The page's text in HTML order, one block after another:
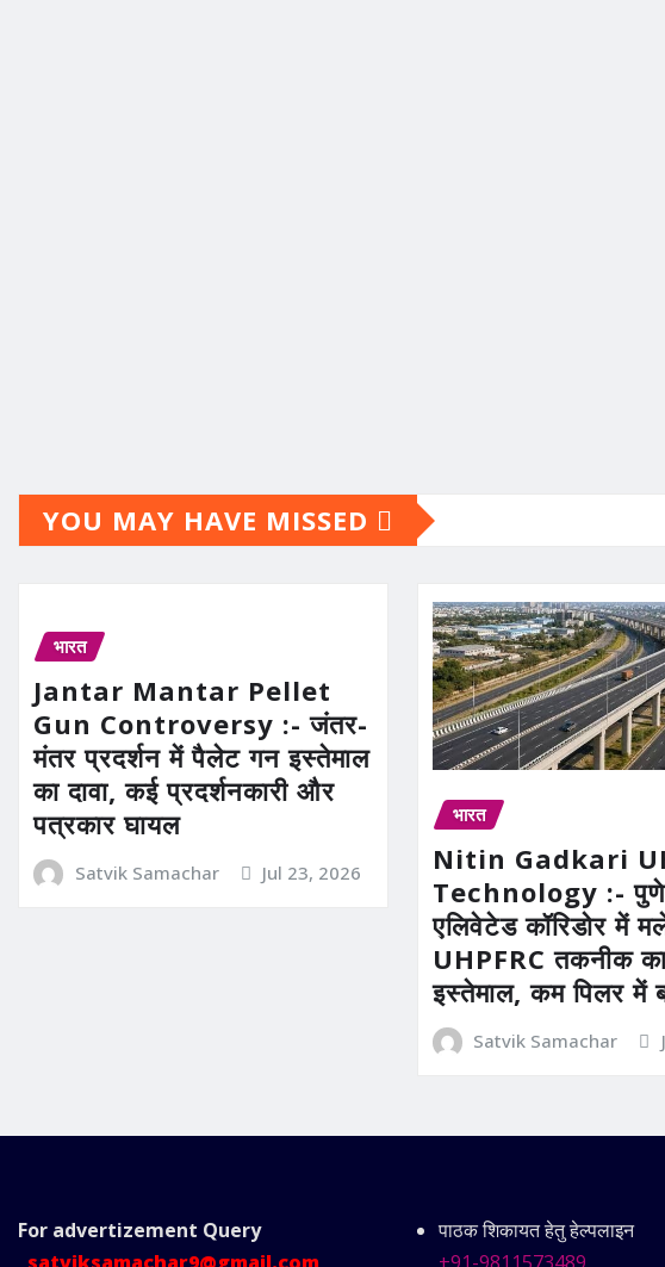
YOU MAY HAVE MISSED
भारत
Jantar Mantar Pellet
Gun Controversy :- जंतर-
मंतर प्रदर्शन में पैलेट गन इस्तेमाल
का दावा, कई प्रदर्शनकारी और
पत्रकार घायल
Satvik Samachar Jul 23, 2026
भारत
Nitin Gadkari
Technology :-
एलिवेटेड कॉरिडोर में
UHPFRC तकनीक का
इस्तेमाल, कम पिलर में
Satvik Samachar
For advertizement Query
पाठक शिकायत हेतु हेल्पलाइन